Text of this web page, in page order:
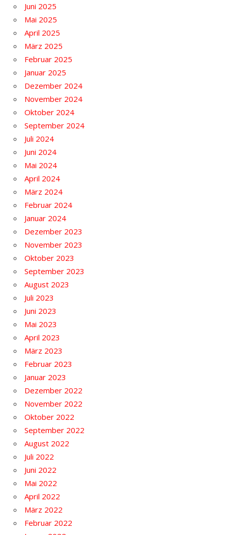
Juni 2025
Mai 2025
April 2025
März 2025
Februar 2025
Januar 2025
Dezember 2024
November 2024
Oktober 2024
September 2024
Juli 2024
Juni 2024
Mai 2024
April 2024
März 2024
Februar 2024
Januar 2024
Dezember 2023
November 2023
Oktober 2023
September 2023
August 2023
Juli 2023
Juni 2023
Mai 2023
April 2023
März 2023
Februar 2023
Januar 2023
Dezember 2022
November 2022
Oktober 2022
September 2022
August 2022
Juli 2022
Juni 2022
Mai 2022
April 2022
März 2022
Februar 2022